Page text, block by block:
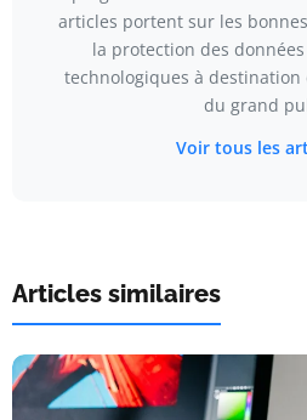
articles portent sur les
la protection des
technologiques à
du grand
Voir tous les
Articles similaires